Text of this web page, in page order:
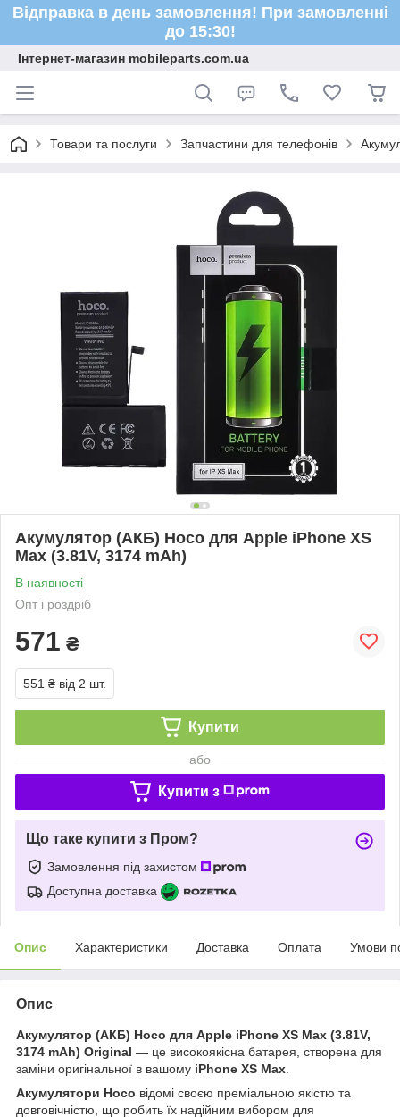
Відправка в день замовлення! При замовленні
до 15:30!
Інтернет-магазин mobileparts.com.ua
Товари та послуги Запчастини для телефонів
Акумулятор (АКБ) Hoco для Apple iPhone XS
Max (3.81V, 3174 mAh)
В наявності
Опт і роздріб
571 ₴
551 ₴ від 2 шт.
Купити
або
Купити з
Що таке купити з Пром?
Замовлення під захистом
Доступна доставка
Опис Характеристики Доставка Оплата Умови
Опис
Акумулятор (АКБ) Hoco для Apple iPhone XS Max (3.81V,
3174 mAh) Original — це високоякісна батарея, створена для
заміни оригінальної в вашому iPhone XS Max
Акумулятори Hoco відомі своєю преміальною якістю та
довговічністю, що робить їх надійним вибором для